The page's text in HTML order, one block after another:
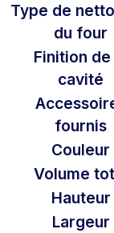
Type de
du four
Finition de
cavité
fournis
Couleur
Volume
Hauteur
Largeur